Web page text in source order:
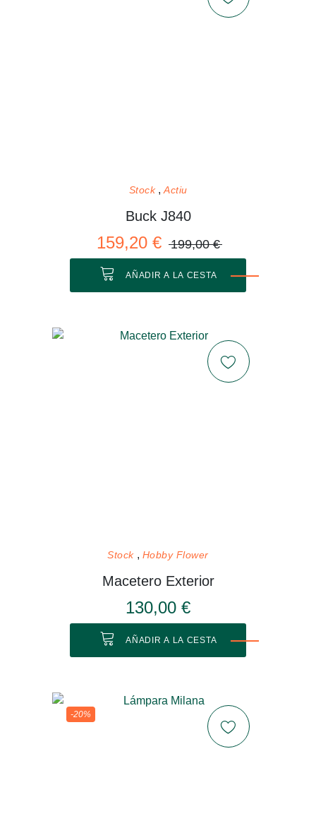
Stock Actiu
Buck J840
159,20 € 199,00 €
AÑADIR A LA CESTA
Stock Hobby Flower
Macetero Exterior
130,00 €
AÑADIR A LA CESTA
-20%